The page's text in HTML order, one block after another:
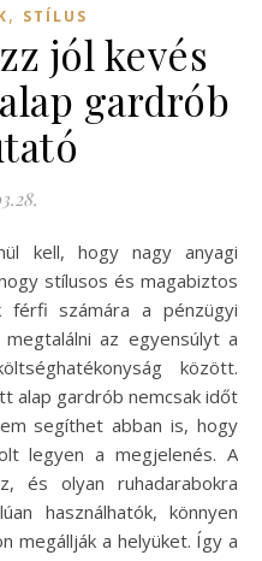
, STÍLUS
jól kevés
gardrób
stílusos és magabiztos
férfi számára a pénzügyi
az egyensúlyt a
között.
alap gardrób nemcsak időt
segíthet abban is, hogy
legyen a megjelenés. A
és olyan ruhadarabokra
használhatók, könnyen
megállják a helyüket. Így a